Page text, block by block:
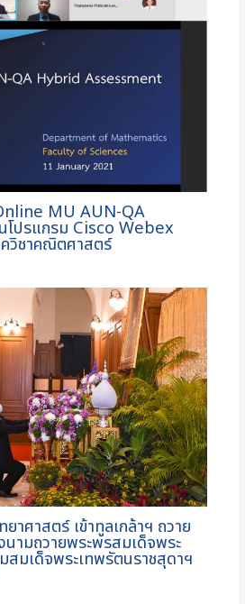
MU AUN-QA
ปรแกรม Cisco Webex
วิชาคณิตศาสตร์
าศาสตร์ เข้าทูลเกล้าฯ ถวาย
ามถวายพระพรสมเด็จพระ
สมเด็จพระเทพรัตนราชสุดาฯ